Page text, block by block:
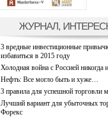
ЖУРНАЛ,
3 вредные инвестиционные
избавиться в 2015 году
Холодная война с Россией никогда
Нефть: Все могло быть и хуже…
3 правила для успешной торговли
Лучший вариант для убыточных
Форекс